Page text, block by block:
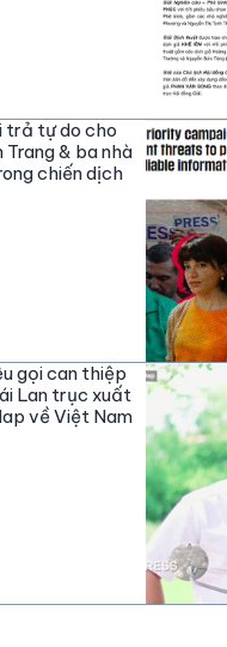
trả tự do cho
& ba nhà
chiến dịch
gọi can thiệp
Lan trục xuất
về Việt Nam